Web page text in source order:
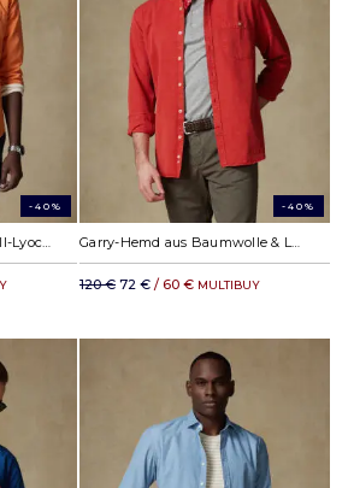
-40%
Garry-Hemd aus Baumwoll-Lyocell Orange
-40%
Garry-Hemd aus Baumwolle & Lyocell Rot
120 € 72 € / 60 € MULTIBUY